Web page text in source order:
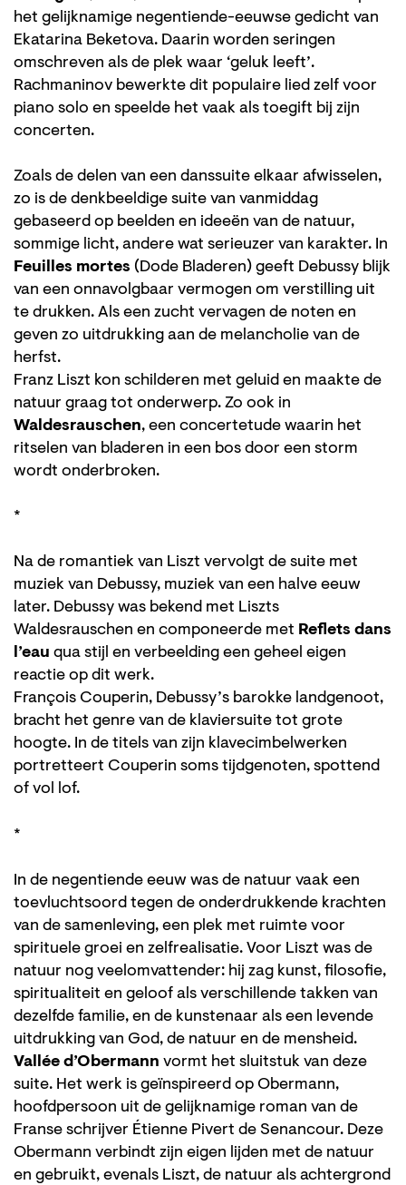
het gelijknamige negentiende-eeuwse gedicht van
Ekatarina Beketova. Daarin worden seringen
omschreven als de plek waar ‘geluk leeft’.
Rachmaninov bewerkte dit populaire lied zelf voor
piano solo en speelde het vaak als toegift bij zijn
concerten.
Zoals de delen van een danssuite elkaar afwisselen,
zo is de denkbeeldige suite van vanmiddag
gebaseerd op beelden en ideeën van de natuur,
sommige licht, andere wat serieuzer van karakter. In
Feuilles mortes (Dode Bladeren) geeft Debussy blijk
van een onnavolgbaar vermogen om verstilling uit
te drukken. Als een zucht vervagen de noten en
geven zo uitdrukking aan de melancholie van de
herfst.
Franz Liszt kon schilderen met geluid en maakte de
natuur graag tot onderwerp. Zo ook in
Waldesrauschen, een concertetude waarin het
ritselen van bladeren in een bos door een storm
wordt onderbroken.
*
Na de romantiek van Liszt vervolgt de suite met
muziek van Debussy, muziek van een halve eeuw
later. Debussy was bekend met Liszts
Waldesrauschen en componeerde met Reflets dans
l’eau qua stijl en verbeelding een geheel eigen
reactie op dit werk.
François Couperin, Debussy’s barokke landgenoot,
bracht het genre van de klaviersuite tot grote
hoogte. In de titels van zijn klavecimbelwerken
portretteert Couperin soms tijdgenoten, spottend
of vol lof.
*
In de negentiende eeuw was de natuur vaak een
toevluchtsoord tegen de onderdrukkende krachten
van de samenleving, een plek met ruimte voor
spirituele groei en zelfrealisatie. Voor Liszt was de
natuur nog veelomvattender: hij zag kunst, filosofie,
spiritualiteit en geloof als verschillende takken van
dezelfde familie, en de kunstenaar als een levende
uitdrukking van God, de natuur en de mensheid.
Vallée d’Obermann vormt het sluitstuk van deze
suite. Het werk is geïnspireerd op Obermann,
hoofdpersoon uit de gelijknamige roman van de
Franse schrijver Étienne Pivert de Senancour. Deze
Obermann verbindt zijn eigen lijden met de natuur
en gebruikt, evenals Liszt, de natuur als achtergrond